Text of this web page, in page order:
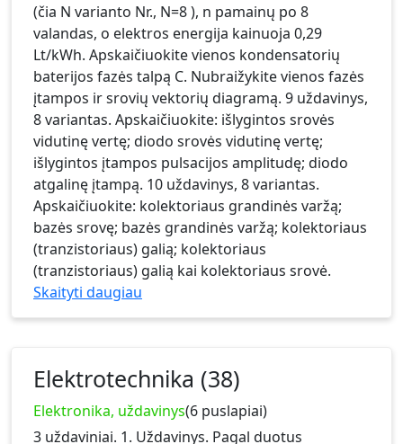
(čia N varianto Nr., N=8 ), n pamainų po 8
valandas, o elektros energija kainuoja 0,29
Lt/kWh. Apskaičiuokite vienos kondensatorių
baterijos fazės talpą C. Nubraižykite vienos fazės
įtampos ir srovių vektorių diagramą. 9 uždavinys,
8 variantas. Apskaičiuokite: išlygintos srovės
vidutinę vertę; diodo srovės vidutinę vertę;
išlygintos įtampos pulsacijos amplitudę; diodo
atgalinę įtampą. 10 uždavinys, 8 variantas.
Apskaičiuokite: kolektoriaus grandinės varžą;
bazės srovę; bazės grandinės varžą; kolektoriaus
(tranzistoriaus) galią; kolektoriaus
(tranzistoriaus) galią kai kolektoriaus srovė.
Skaityti daugiau
Elektrotechnika (38)
Elektronika, uždavinys(6 puslapiai)
3 uždaviniai. 1. Uždavinys. Pagal duotus